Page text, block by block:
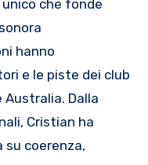
che fonde
hanno
e le piste dei club
Australia. Dalla
Cristian ha
coerenza,